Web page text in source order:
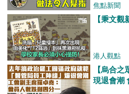
焦點新聞
【秉文
港人觀點
【烏合之
現退會潮